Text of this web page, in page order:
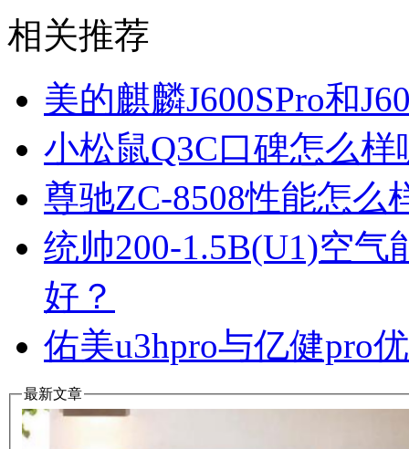
相关推荐
美的麒麟J600SPro和
小松鼠Q3C口碑怎么
尊驰ZC-8508性能怎么
统帅200-1.5B(U1)空
好？
佑美u3hpro与亿健pro
最新文章